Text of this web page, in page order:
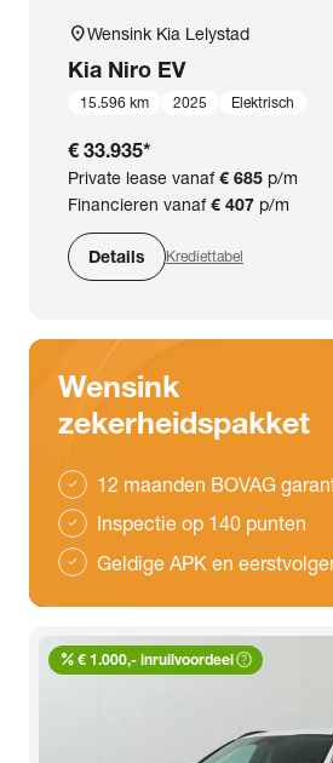
location_onWensink Kia Lelystad
Kia Niro EV
15.596 km 2025 Elektrisch
€ 33.935*
Private lease vanaf€ 685 p/m
Financieren vanaf€ 407 p/m
Details Krediettabel
Wensink
zekerheidspakket
check 12 maanden BOVAG
check Inspectie op 140 punten
check Geldige APK en
percent € 1.000,- inruilvoordeelhelp_outline